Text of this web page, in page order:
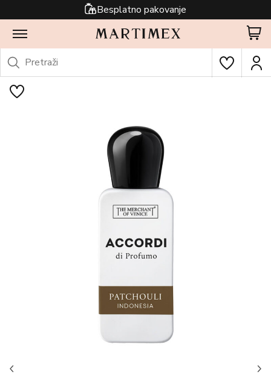
Besplatno pakovanje